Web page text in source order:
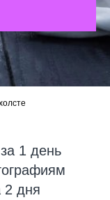
1 день
2 дня